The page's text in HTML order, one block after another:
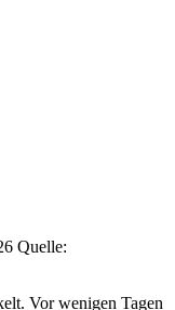
Quelle:
Vor wenigen Tagen